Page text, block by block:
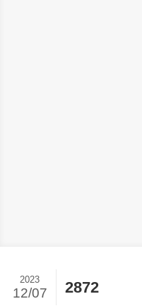
2872
2023
12/07